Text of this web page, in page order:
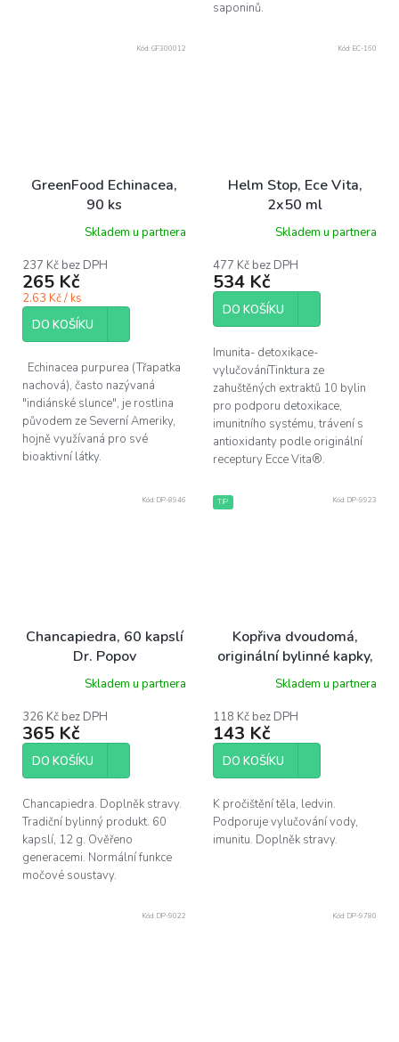
saponinů.
GreenFood Echinacea,
90 ks
Skladem u partnera
237 Kč bez DPH
265 Kč
2.63 Kč / ks
DO KOŠÍKU
Echinacea purpurea (Třapatka
nachová), často nazývaná
"indiánské slunce", je rostlina
původem ze Severní Ameriky,
hojně využívaná pro své
bioaktivní látky.
Kód: GF300012
Helm Stop, Ece Vita,
2x50 ml
Skladem u partnera
477 Kč bez DPH
534 Kč
DO KOŠÍKU
Imunita- detoxikace-
vylučováníTinktura ze
zahuštěných extraktů 10 bylin
pro podporu detoxikace,
imunitního systému, trávení s
antioxidanty podle originální
receptury Ecce Vita®.
Kód: EC-160
Chancapiedra, 60 kapslí
Dr. Popov
Skladem u partnera
326 Kč bez DPH
365 Kč
DO KOŠÍKU
Chancapiedra. Doplněk stravy.
Tradiční bylinný produkt. 60
kapslí, 12 g. Ověřeno
generacemi. Normální funkce
močové soustavy.
Kód: DP-8946 TIP
Kopřiva dvoudomá,
originální bylinné kapky,
50 ml Dr. Popov
Skladem u partnera
118 Kč bez DPH
143 Kč
DO KOŠÍKU
K pročištění těla, ledvin.
Podporuje vylučování vody,
imunitu. Doplněk stravy.
Kód: DP-9923
Kód: DP-9022 Kód: DP-9780